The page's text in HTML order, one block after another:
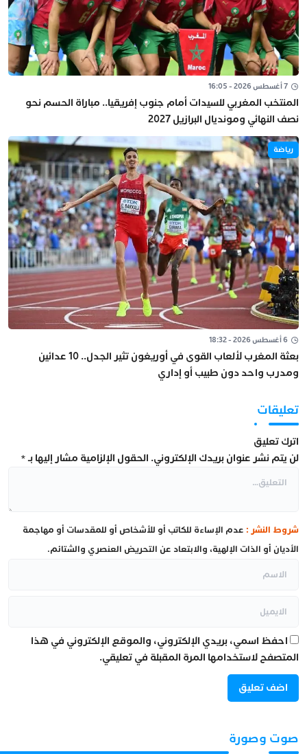
7 أغسطس 2026 - 16:05
المنتخب المغربي للسيدات أمام جنوب إفريقيا.. مباراة الحسم نحو
نصف النهائي ومونديال البرازيل 2027
رياضة
6 أغسطس 2026 - 18:32
بعثة المغرب لألعاب القوى في أوريغون تثير الجدل.. 10 عدائين
ومدرب واحد دون طبيب أو إداري
تعليقات
اترك تعليق
لن يتم نشر عنوان بريدك الإلكتروني. الحقول الإلزامية مشار إليها بـ*
شروط النشر : عدم الإساءة للكاتب أو للأشخاص أو للمقدسات أو مهاجمة
الأديان أو الذات الإلهية، والابتعاد عن التحريض العنصري والشتائم.
احفظ اسمي، بريدي الإلكتروني، والموقع الإلكتروني في هذا
المتصفح لاستخدامها المرة المقبلة في تعليقي.
صوت وصورة